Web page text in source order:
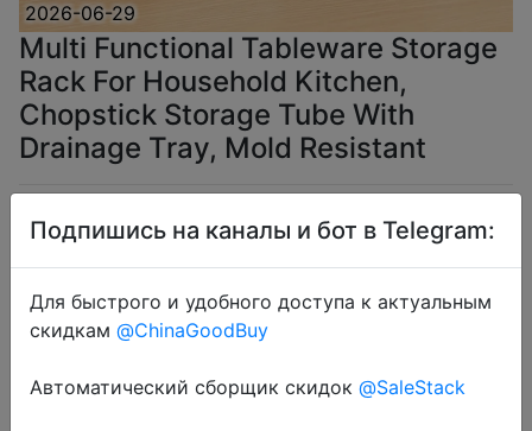
2026-06-29
Multi Functional Tableware Storage
Rack For Household Kitchen,
Chopstick Storage Tube With
Drainage Tray, Mold Resistant
$3.66
Coins
Подпишись на каналы и бот в Telegram:
Для быстрого и удобного доступа к актуальным
скидкам @ChinaGoodBuy
Автоматический сборщик скидок @SaleStack